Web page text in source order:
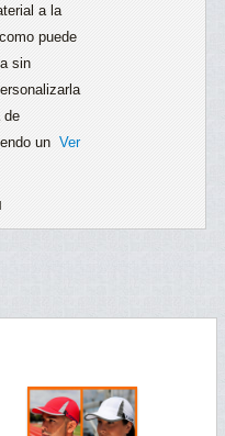
a la
puede
sin
de
un Ver